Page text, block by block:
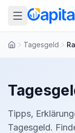
Tagesgeld
Tipps,
Tagesgeld.